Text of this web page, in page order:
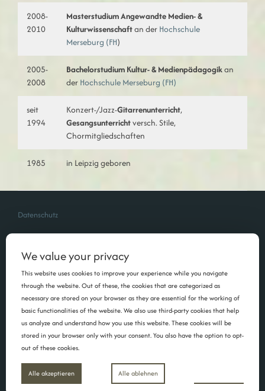
2008-
2010
Masterstudium Angewandte Medien- &
Kulturwissenschaftan der Hochschule
Merseburg (FH)
2005-
2008
Bachelorstudium Kultur- & Medienpädagogikan
der Hochschule Merseburg (FH)
seit
1994
Konzert-/Jazz-Gitarrenunterricht,
Gesangsunterrichtversch. Stile,
Chormitgliedschaften
1985 in Leipzig geboren
Datenschutz
Copyright Maria Schüritz | 2026 | Foto: Mim Schneider
Inspiro ThemevonWPZOOM
We value your privacy
This website uses cookies to improve your experience while you navigate
through the website. Out of these, the cookies that are categorized as
necessary are stored on your browser as they are essential for the working of
basic functionalities of the website. We also use third-party cookies that help
us analyze and understand how you use this website. These cookies will be
stored in your browser only with your consent. You also have the option to opt-
out of these cookies.
Alle akzeptieren Alle ablehnen